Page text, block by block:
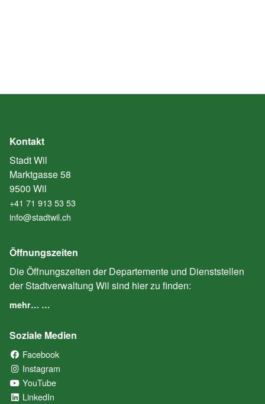
Kontakt
Stadt Wil
Marktgasse 58
9500 Wil
+41 71 913 53 53
info@stadtwil.ch
Öffnungszeiten
Die Öffnungszeiten der Departemente und Dienststellen
der Stadtverwaltung Wil sind hier zu finden:
mehr… …
Soziale Medien
Facebook
Instagram
YouTube
LinkedIn